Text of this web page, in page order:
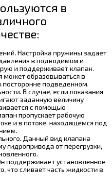
в
Настройка пружины задает
в подводимом и
и поддерживает клапан.
может образовываться в
посторонне подведенном.
В случае, если показания
заданную величину
с помощью
пропускает рабочую
и в потоке, находящемся под
Данный вид клапана
гидропривода от перегрузки,
поддерживает установленное
что сливает часть жидкости в